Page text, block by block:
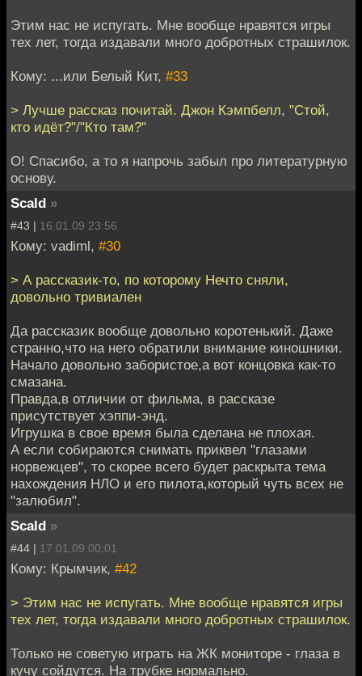
Этим нас не испугать. Мне вообще нравятся игры
тех лет, тогда издавали много добротных страшилок.
Кому: ...или Белый Кит, #33
> Лучше рассказ почитай. Джон Кэмпбелл, "Стой,
кто идёт?"/"Кто там?"
О! Спасибо, а то я напрочь забыл про литературную
основу.
Scald »
#43 | 16.01.09 23:56
Кому: vadiml, #30
> А рассказик-то, по которому Нечто сняли,
довольно тривиален
Да рассказик вообще довольно коротенький. Даже
странно,что на него обратили внимание киношники.
Начало довольно забористое,а вот концовка как-то
смазана.
Правда,в отличии от фильма, в рассказе
присутствует хэппи-энд.
Игрушка в свое время была сделана не плохая.
А если собираются снимать приквел "глазами
норвежцев", то скорее всего будет раскрыта тема
нахождения НЛО и его пилота,который чуть всех не
"залюбил".
Scald »
#44 | 17.01.09 00:01
Кому: Крымчик, #42
> Этим нас не испугать. Мне вообще нравятся игры
тех лет, тогда издавали много добротных страшилок.
Только не советую играть на ЖК мониторе - глаза в
кучу сойдутся. На трубке нормально.